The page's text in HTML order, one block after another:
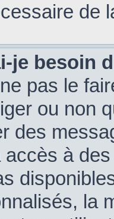
de
je besoin
pas le
ou non
des
à
la